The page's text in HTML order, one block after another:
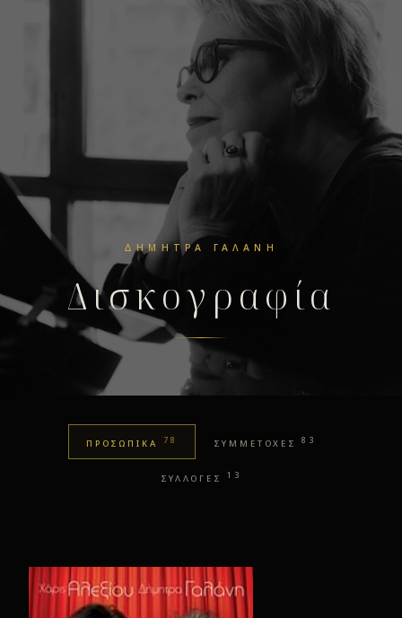
ΔΉΜΗΤΡΑ ΓΑΛΆΝΗ
Δισκογραφία
ΠΡΟΣΩΠΙΚΑ 78 ΣΥΜΜΕΤΟΧΕΣ 83
ΣΥΛΛΟΓΕΣ 13